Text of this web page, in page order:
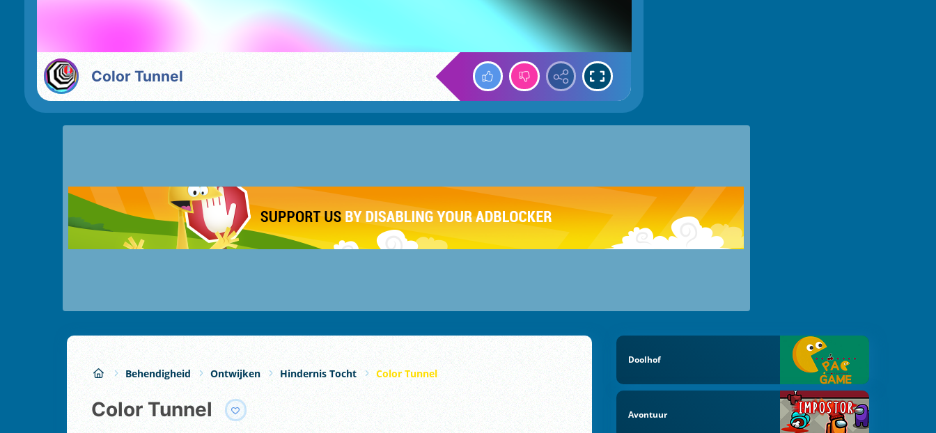
Color Tunnel
Behendigheid Ontwijken Hindernis Tocht Color Tunnel
Color Tunnel
Doolhof
Avontuur